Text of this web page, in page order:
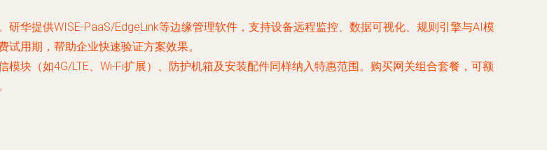
研华提供WISE-PaaS/EdgeLink等边缘管理软件，支持设备远程监控、数据可视化、规则引擎与AI模
用期，帮助企业快速验证方案效果。
模块（如4G/LTE、Wi-Fi扩展）、防护机箱及安装配件同样纳入特惠范围。购买网关组合套餐，可额